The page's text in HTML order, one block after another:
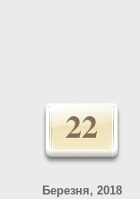
22
Березня, 2018